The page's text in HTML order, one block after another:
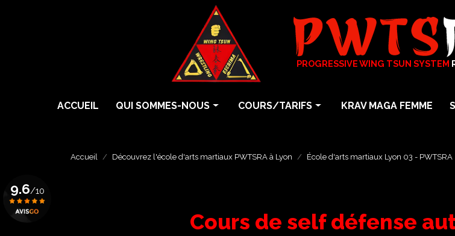
PROGRESSIVE WING TSUN SYSTEM
ACCUEIL
QUI SOMMES-NOUS
Écoles
COURS/TARIFS
Cours particuliers
Krav Maga Femme Self Défense
KRAV MAGA FEMME
9.6/10
Accueil Découvrez l'école d'arts martiaux PWTSRA à Lyon École d'arts martiaux Lyon 03 - PWTSRA
Cours de self défense